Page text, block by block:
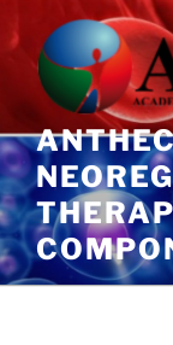
al
contenuto